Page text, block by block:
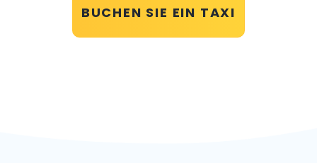
BUCHEN SIE EIN TAXI